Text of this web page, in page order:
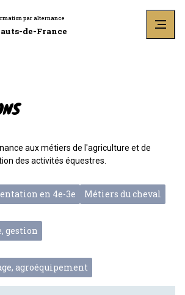
par alternance
de-France
aux métiers de l'agriculture et de
des activités équestres.
en 4e-3e Métiers du cheval
gestion
agroéquipement